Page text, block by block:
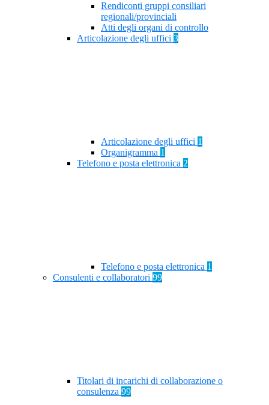
Rendiconti gruppi consiliari
regionali/provinciali
Atti degli organi di controllo
Articolazione degli uffici 3
Articolazione degli uffici 1
Organigramma 1
Telefono e posta elettronica 2
Telefono e posta elettronica 1
Consulenti e collaboratori 99
Titolari di incarichi di collaborazione o
consulenza 99